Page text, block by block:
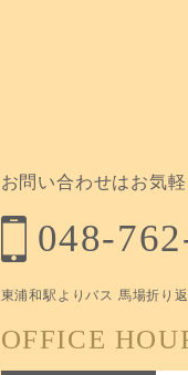
お問い合わせはお気
048-
東浦和駅よりバス 馬場折り
OFFICE